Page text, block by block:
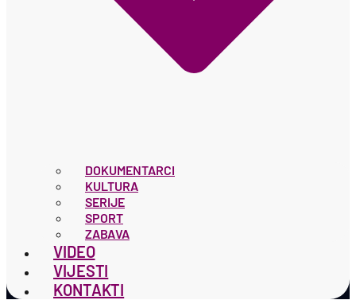
DOKUMENTARCI
KULTURA
SERIJE
SPORT
ZABAVA
VIDEO
VIJESTI
KONTAKTI